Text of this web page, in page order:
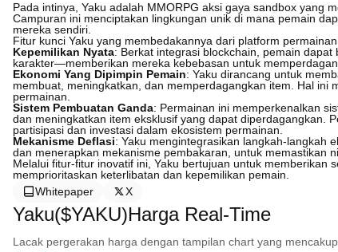
Pada intinya, Yaku adalah MMORPG aksi gaya sandbox yang
Campuran ini menciptakan lingkungan unik di mana pemain
mereka sendiri.
Fitur kunci Yaku yang membedakannya dari platform
Kepemilikan Nyata: Berkat integrasi blockchain, pemain
karakter—memberikan mereka kebebasan untuk
Ekonomi Yang Dipimpin Pemain: Yaku dirancang untuk
membuat, meningkatkan, dan memperdagangkan item. Hal ini
permainan.
Sistem Pembuatan Ganda: Permainan ini memperkenalkan
dan meningkatkan item eksklusif yang dapat diperdagangkan.
partisipasi dan investasi dalam ekosistem permainan.
Mekanisme Deflasi: Yaku mengintegrasikan langkah-langkah
dan menerapkan mekanisme pembakaran, untuk memastikan
Melalui fitur-fitur inovatif ini, Yaku bertujuan untuk
memprioritaskan keterlibatan dan kepemilikan pemain.
Whitepaper
X
Yaku($YAKU)Harga Real-Time
Lacak pergerakan harga dengan tampilan chart yang